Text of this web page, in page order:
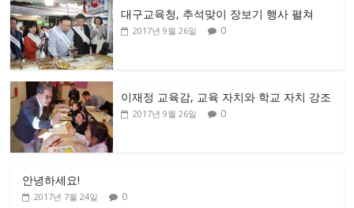
대구교육청, 추석맞이 장보기 행사 펼쳐
2017년 9월 26일 0
이재정 교육감, 교육 자치와 학교 자치 강조
2017년 9월 26일 0
안녕하세요!
2017년 7월 24일 0